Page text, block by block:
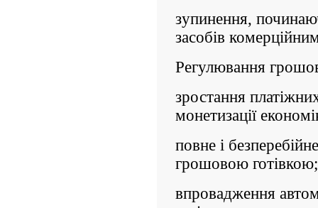
зупинення,
засобів
Регулювання
зростання
монетизації
повне і
грошовою готівкою;
впровадження